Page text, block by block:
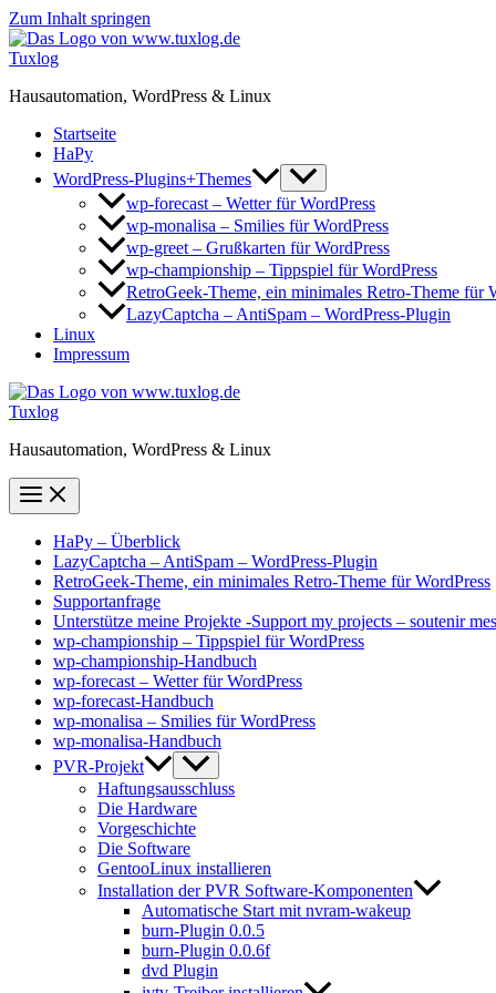
Zum Inhalt springen
Tuxlog
Hausautomation, WordPress & Linux
Startseite
HaPy
WordPress-Plugins+Themes
wp-forecast – Wetter für WordPress
wp-monalisa – Smilies für WordPress
wp-greet – Grußkarten für WordPress
wp-championship – Tippspiel für WordPress
RetroGeek-Theme, ein minimales Retro-Theme für
LazyCaptcha – AntiSpam – WordPress-Plugin
Linux
Impressum
Tuxlog
Hausautomation, WordPress & Linux
HaPy – Überblick
LazyCaptcha – AntiSpam – WordPress-Plugin
RetroGeek-Theme, ein minimales Retro-Theme für WordPress
Supportanfrage
Unterstütze meine Projekte -Support my projects – soutenir
wp-championship – Tippspiel für WordPress
wp-championship-Handbuch
wp-forecast – Wetter für WordPress
wp-forecast-Handbuch
wp-monalisa – Smilies für WordPress
wp-monalisa-Handbuch
PVR-Projekt
Haftungsausschluss
Die Hardware
Vorgeschichte
Die Software
GentooLinux installieren
Installation der PVR Software-Komponenten
Automatische Start mit nvram-wakeup
burn-Plugin 0.0.5
burn-Plugin 0.0.6f
dvd Plugin